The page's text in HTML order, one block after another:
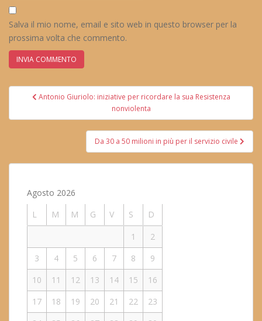
Salva il mio nome, email e sito web in questo browser per la
prossima volta che commento.
Navigazione
Antonio Giuriolo: iniziative per ricordare la sua Resistenza
nonviolenta
Da 30 a 50 milioni in più per il servizio civile
Agosto 2026
L
M M G V S
D
1
2
3
4 5 6 7 8
9
10
11 12 13 14 15
16
17
18 19 20 21 22
23